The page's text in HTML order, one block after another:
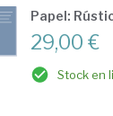
Papel:
29,00 €
Stock en